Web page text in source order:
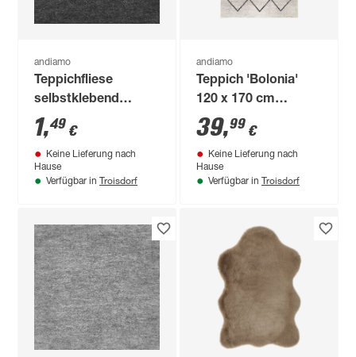
andiamo
Teppichfliese
selbstklebend
anthrazit 40 x 40 cm
1,49 €
Keine Lieferung nach
Hause
Verfügbar in Troisdorf
andiamo
Teppich 'Bolonia'
120 x 170 cm
creme-grau
39,99 €
Keine Lieferung nach
Hause
Verfügbar in Troisdorf